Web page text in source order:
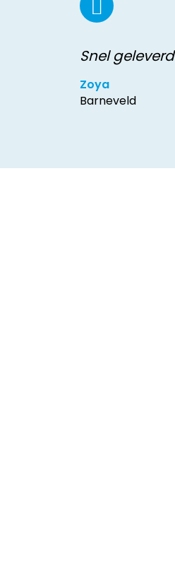
Snel geleverd
Zoya
Barneveld